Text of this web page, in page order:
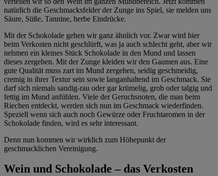
natürlich die Geschmacksfelder der Zunge ins Spiel, sie melden uns
Säure, Süße, Tannine, herbe Eindrücke.
Mit der Schokolade gehen wir ganz ähnlich vor. Zwar wird hier
beim Verkosten nicht geschlürft, was ja auch schlecht geht, aber wir
nehmen ein kleines Stück Schokolade in den Mund und lassen
dieses zergehen. Mit der Zunge kleiden wir den Gaumen aus. Eine
gute Qualität muss zart im Mund zergehen, seidig geschmeidig,
cremig in ihrer Textur sein sowie langanhaltend im Geschmack. Sie
darf sich niemals sandig-rau oder gar krümelig, grob oder talgig und
fettig im Mund anfühlen. Viele der Geruchsnoten, die man beim
Riechen entdeckt, werden sich nun im Geschmack wiederfinden.
Speziell wenn sich auch noch Gewürze oder Fruchtaromen in der
Schokolade finden, wird es sehr interessant.
Denn nun kommen wir wirklich zum Höhepunkt der
geschmacklichen Vereinigung.
Wein und Schokolade – das Verkosten